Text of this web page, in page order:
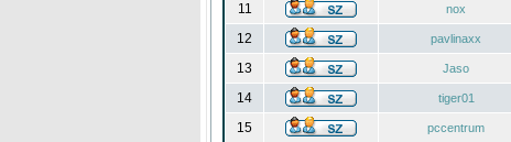
11
nox
12
pavlinaxx
13
Jaso
14
tiger01
15
pccentrum